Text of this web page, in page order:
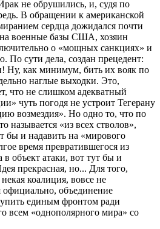
не обрушились, и, судя по
В обращении к американской
сердца дожидался почти
военные базы США, хозяин
о «мощных санкциях» и
По сути дела, создан прецедент:
Ну, как минимум, бить их вояк по
наглые выходки. Это,
что не слишком адекватный
чуть погодя не устроит Тегерану
возмездия». Но одно то, что по
называется «из всех стволов»,
бы и надавить на «мирового
время превратившегося из
в объект атаки, вот тут бы и
прекрасная, но... Для того,
коалиция, вовсе не
официально, объединение
единым фронтом ради
всем «однополярного мира» со